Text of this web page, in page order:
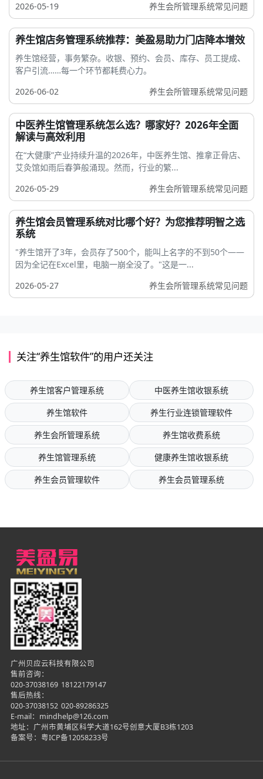
2026-05-19
养生会所管理系统常见问题
养生馆店务管理系统推荐：美盈易助力门店降本增效
养生馆经营，事务繁杂。收银、预约、会员、库存、员工提成、
客户引流……每一个环节都耗费心力。
2026-06-02
养生会所管理系统常见问题
中医养生馆管理系统怎么选？哪家好？2026年全面
解读与高效利用
在“大健康”产业持续升温的2026年，中医养生馆、推拿正骨店、
艾灸馆如雨后春笋般涌现。然而，行业的繁...
2026-05-29
养生会所管理系统常见问题
养生馆会员管理系统对比哪个好？为您推荐明智之选
系统
"养生馆开了3年，会员存了500个，能叫上名字的不到50个——
因为全记在Excel里，电脑一崩全没了。"这是一...
2026-05-27
养生会所管理系统常见问题
关注“养生馆软件”的用户还关注
养生馆客户管理系统
中医养生馆收银系统
养生馆软件
养生行业连锁管理软件
养生会所管理系统
养生馆收费系统
养生馆管理系统
健康养生馆收银系统
养生会员管理软件
养生会员管理系统
广州贝应云科技有限公司
售前咨询：
020-37038169 18122179147
售后热线：
020-37038152 020-89286325
E-mail：mindhelp@126.com
地址：广州市黄埔区科学大道162号创意大厦B3栋1203
备案号： 粤ICP备12058233号